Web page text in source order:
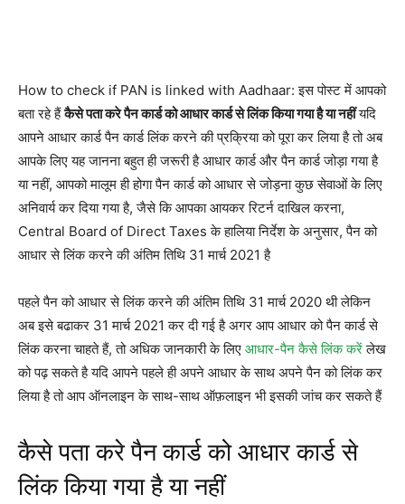
How to check if PAN is linked with Aadhaar: इस पोस्ट में आपको
बता रहे हैंकैसे पता करे पैन कार्ड को आधार कार्ड से लिंक किया गया है या नहींयदि
आपने आधार कार्ड पैन कार्ड लिंक करने की प्रक्रिया को पूरा कर लिया है तो अब
आपके लिए यह जानना बहुत ही जरूरी है आधार कार्ड और पैन कार्ड जोड़ा गया है
या नहीं, आपको मालूम ही होगा पैन कार्ड को आधार से जोड़ना कुछ सेवाओं के लिए
अनिवार्य कर दिया गया है, जैसे कि आपका आयकर रिटर्न दाखिल करना,
Central Board of Direct Taxes के हालिया निर्देश के अनुसार, पैन को
आधार से लिंक करने की अंतिम तिथि 31 मार्च 2021 है
पहले पैन को आधार से लिंक करने की अंतिम तिथि 31 मार्च 2020 थी लेकिन
अब इसे बढाकर 31 मार्च 2021 कर दी गई है अगर आप आधार को पैन कार्ड से
लिंक करना चाहते हैं, तो अधिक जानकारी के लिए आधार-पैन कैसे लिंक करेंलेख
को पढ़ सकते है यदि आपने पहले ही अपने आधार के साथ अपने पैन को लिंक कर
लिया है तो आप ऑनलाइन के साथ-साथ ऑफ़लाइन भी इसकी जांच कर सकते हैं
कैसे पता करे पैन कार्ड को आधार कार्ड से
लिंक किया गया है या नहीं